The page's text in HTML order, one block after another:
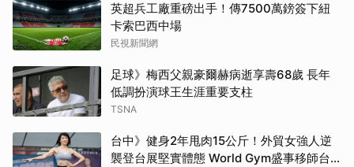
英超兵工廠重磅出手！傳7500萬鎊簽下紐
卡索巴西中場
民視新聞網
足球》梅西父親豪爾赫病逝享壽68歲 長年
低調扮演球王生涯重要支柱
TSNA
台中》健身2年甩肉15公斤！外貿女強人逆
襲登台展堅實體態 World Gym盛事移師台